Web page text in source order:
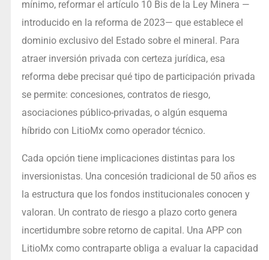
mínimo, reformar el artículo 10 Bis de la Ley Minera —
introducido en la reforma de 2023— que establece el
dominio exclusivo del Estado sobre el mineral. Para
atraer inversión privada con certeza jurídica, esa
reforma debe precisar qué tipo de participación privada
se permite: concesiones, contratos de riesgo,
asociaciones público-privadas, o algún esquema
híbrido con LitioMx como operador técnico.
Cada opción tiene implicaciones distintas para los
inversionistas. Una concesión tradicional de 50 años es
la estructura que los fondos institucionales conocen y
valoran. Un contrato de riesgo a plazo corto genera
incertidumbre sobre retorno de capital. Una APP con
LitioMx como contraparte obliga a evaluar la capacidad